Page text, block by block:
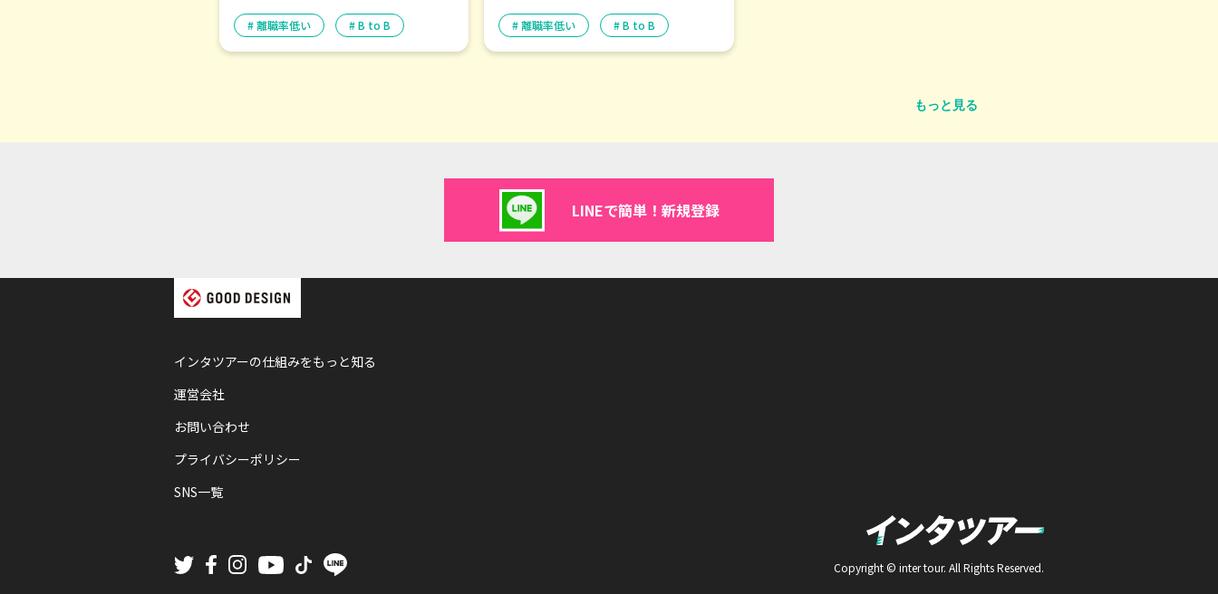
境を重視したい方は必見です！
離職率低い B to B
す！！離職率低い B to B
もっと見る
LINEで簡単！新規登録
インタツアーの仕組みをもっと知る
運営会社
お問い合わせ
プライバシーポリシー
SNS一覧
Copyright © inter tour. All Rights Reserved.